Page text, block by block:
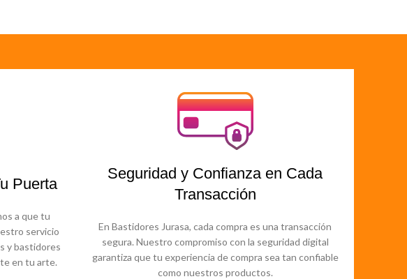
Puerta
a que tu
servicio
y bastidores
en tu arte.
Seguridad y Confianza en Cada
Transacción
En Bastidores Jurasa, cada compra es una transacción
segura. Nuestro compromiso con la seguridad digital
garantiza que tu experiencia de compra sea tan confiable
como nuestros productos.